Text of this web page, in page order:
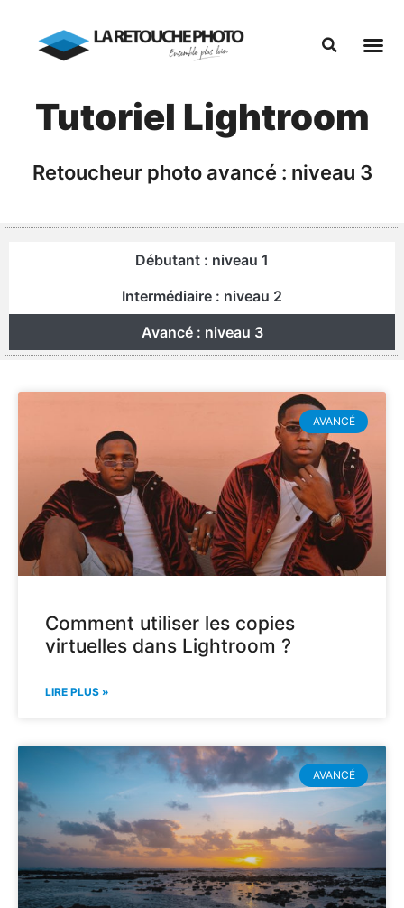
Tutoriel Lightroom
Retoucheur photo avancé : niveau 3
Débutant : niveau 1
Intermédiaire : niveau 2
Avancé : niveau 3
AVANCÉ
Comment utiliser les copies
virtuelles dans Lightroom ?
LIRE PLUS »
AVANCÉ